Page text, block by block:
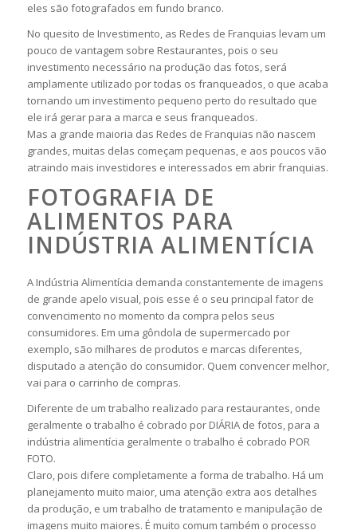
eles são fotografados em fundo branco.
No quesito de Investimento, as Redes de Franquias levam um
pouco de vantagem sobre Restaurantes, pois o seu
investimento necessário na produção das fotos, será
amplamente utilizado por todas os franqueados, o que acaba
tornando um investimento pequeno perto do resultado que
ele irá gerar para a marca e seus franqueados.
Mas a grande maioria das Redes de Franquias não nascem
grandes, muitas delas começam pequenas, e aos poucos vão
atraindo mais investidores e interessados em abrir franquias.
FOTOGRAFIA DE
ALIMENTOS PARA
INDÚSTRIA ALIMENTÍCIA
A Indústria Alimentícia demanda constantemente de imagens
de grande apelo visual, pois esse é o seu principal fator de
convencimento no momento da compra pelos seus
consumidores. Em uma gôndola de supermercado por
exemplo, são milhares de produtos e marcas diferentes,
disputado a atenção do consumidor. Quem convencer melhor,
vai para o carrinho de compras.
Diferente de um trabalho realizado para restaurantes, onde
geralmente o trabalho é cobrado por DIÁRIA de fotos, para a
indústria alimentícia geralmente o trabalho é cobrado POR
FOTO.
Claro, pois difere completamente a forma de trabalho. Há um
planejamento muito maior, uma atenção extra aos detalhes
da produção, e um trabalho de tratamento e manipulação de
imagens muito maiores. É muito comum também o processo